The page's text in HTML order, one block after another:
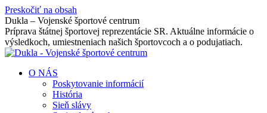
Preskočiť na obsah
Dukla – Vojenské športové centrum
Príprava štátnej športovej reprezentácie SR. Aktuálne informácie o
výsledkoch, umiestneniach našich športovcoch a o podujatiach.
O NÁS
Poskytovanie informácií
História
Sieň slávy